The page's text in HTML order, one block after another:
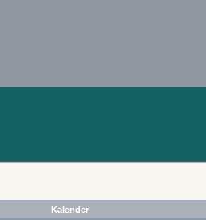
Kalender